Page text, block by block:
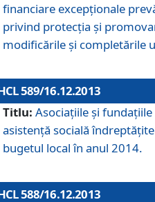
financiare excepţionale
privind protecţia şi
modificările şi completările
589/16.12.2013
Titlu: Asociaţiile şi
asistenţă socială
bugetul local în anul 2014.
588/16.12.2013